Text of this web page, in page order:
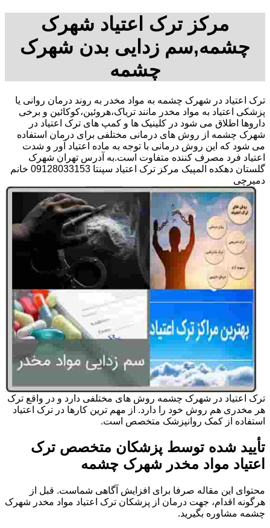
مرکز ترک اعتیاد شهرک
چشمه,سم زدایی بدن شهرک
چشمه
ترک اعتیاد در شهرک چشمه به مواد مخدر به روند درمان روانی یا
پزشکی اعتیاد به مواد مخدر مانند تریاک،هروئین،کوکائین و برخی
داروها اطلاق می شود در کلینیک ها و کمپ های ترک اعتیاد در
شهرک چشمه از روش های درمانی مختلفی برای درمان استفاده
می شود که این روش درمانی با توجه به ماده اعتیاد آور و شدت
اعتیاد فرد مصرف کننده متفاوت است.به آدرس تهران شهرک
گلستان دهکده المپیک مرکز ترک اعتیاد سپنتا 09128033153 خانم
دمیرچی
ترک اعتیاد در شهرک چشمه روش های مختلفی دارد و در واقع ترک
هر مخدری هم روش خود را دارد. از مهم ترین کارها در ترک اعتیاد
استفاده از کمک روانپزشک متخصص است.
تأیید شده توسط پزشکان متخصص ترک
اعتیاد مواد مخدر شهرک چشمه
محتوای این مقاله صرفا برای افزایش آگاهی شماست. قبل از
هرگونه اقدام، جهت درمان از پزشکان ترک اعتیاد مواد مخدر شهرک
چشمه مشاوره بگیرید.